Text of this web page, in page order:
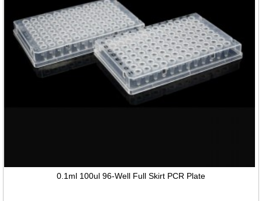
0.1ml 100ul 96-Well Full Skirt PCR Plate